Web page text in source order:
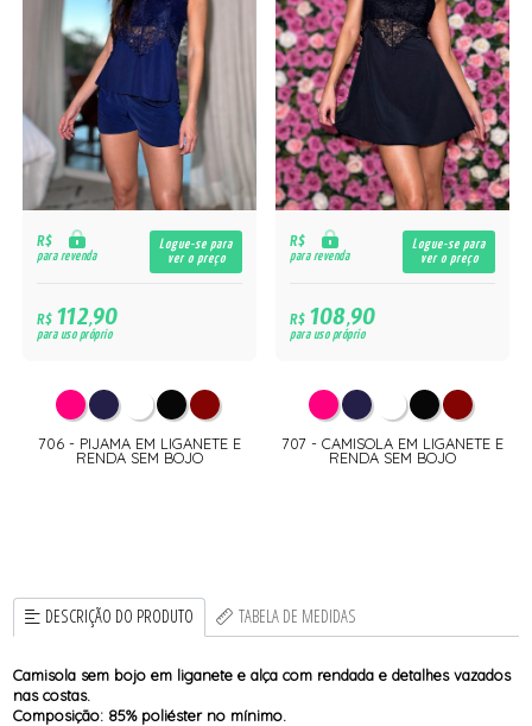
R$
para revenda
Logue-se para
ver o preço
R$112,90
para uso próprio
706 - PIJAMA EM LIGANETE E
RENDA SEM BOJO
R$
para revenda
Logue-se para
ver o preço
R$108,90
para uso próprio
707 - CAMISOLA EM LIGANETE E
RENDA SEM BOJO
DESCRIÇÃO DO PRODUTO TABELA DE MEDIDAS
Camisola sem bojo em liganete e alça com rendada e detalhes vazados
nas costas.
Composição: 85% poliéster no mínimo.